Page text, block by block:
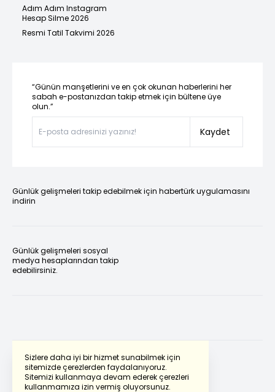
Sizlere daha iyi bir hizmet sunabilmek için
sitemizde çerezlerden faydalanıyoruz.
Sitemizi kullanmaya devam ederek çerezleri
kullanmamıza izin vermiş oluyorsunuz.
Adım Adım Instagram
Hesap Silme 2026
Resmi Tatil Takvimi 2026
“Günün manşetlerini ve en çok okunan haberlerini her
sabah e-postanızdan takip etmek için bültene üye
olun.”
Kaydet
Günlük gelişmeleri takip edebilmek için habertürk uygulamasını
indirin
Günlük gelişmeleri sosyal
medya hesaplarından takip
edebilirsiniz.
Powered by Translate